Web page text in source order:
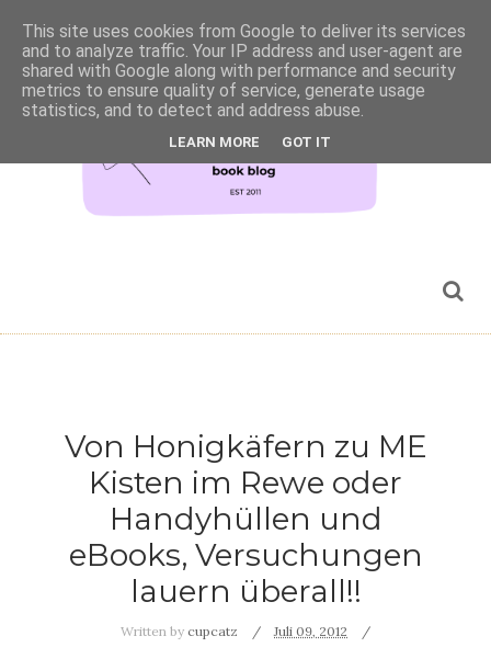
Von Honigkäfern zu ME
Kisten im Rewe oder
Handyhüllen und
eBooks, Versuchungen
lauern überall!!
Written by cupcatz Juli 09, 2012
This site uses cookies from Google to deliver its services
and to analyze traffic. Your IP address and user-agent are
shared with Google along with performance and security
metrics to ensure quality of service, generate usage
statistics, and to detect and address abuse.
LEARN MORE GOT IT